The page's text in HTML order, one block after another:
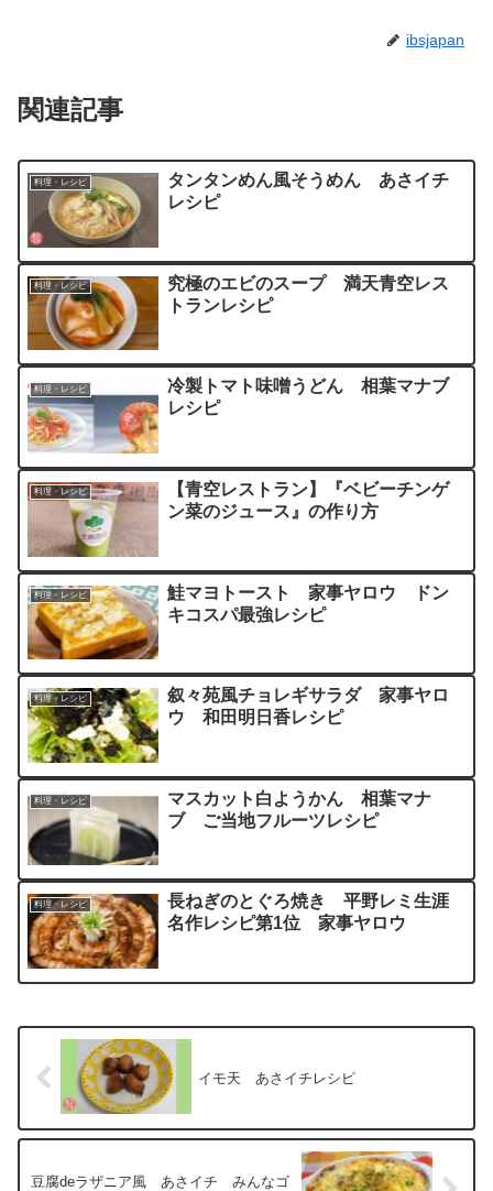
ibsjapan
関連記事
料理・レシピ
タンタンめん風そうめん あさイチ
レシピ
料理・レシピ
究極のエビのスープ 満天青空レス
トランレシピ
料理・レシピ
冷製トマト味噌うどん 相葉マナブ
レシピ
料理・レシピ
【青空レストラン】『ベビーチンゲ
ン菜のジュース』の作り方
料理・レシピ
鮭マヨトースト 家事ヤロウ ドン
キコスパ最強レシピ
料理・レシピ
叙々苑風チョレギサラダ 家事ヤロ
ウ 和田明日香レシピ
料理・レシピ
マスカット白ようかん 相葉マナ
ブ ご当地フルーツレシピ
料理・レシピ
長ねぎのとぐろ焼き 平野レミ生涯
名作レシピ第1位 家事ヤロウ
イモ天 あさイチレシピ
豆腐deラザニア風 あさイチ みんなゴ